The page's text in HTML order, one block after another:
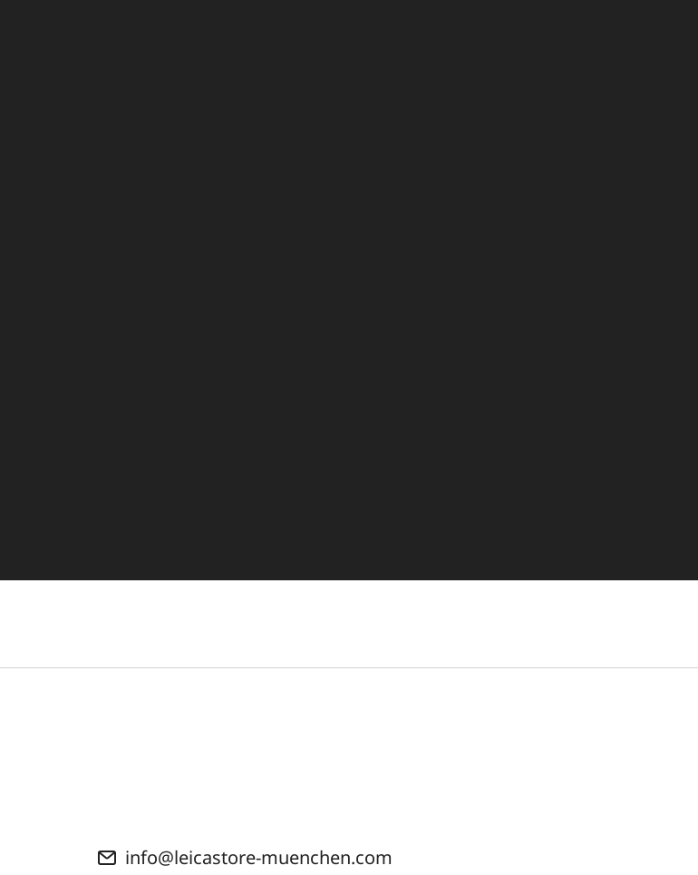
info@leicastore-muenchen.com